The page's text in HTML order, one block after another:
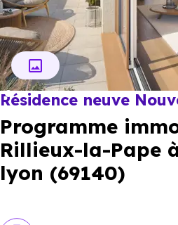
Investir
Actualités
Ressources
Financer
Résidence neuve
Programme
Rillieux-la-Pape
lyon (69140)